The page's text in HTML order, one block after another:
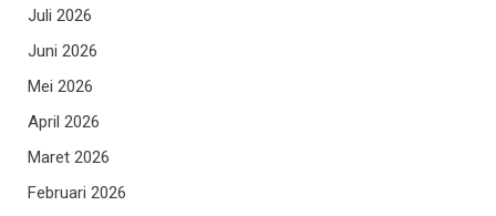
Juli 2026
Juni 2026
Mei 2026
April 2026
Maret 2026
Februari 2026